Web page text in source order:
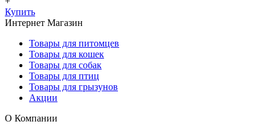
Купить
Интернет Магазин
Товары для питомцев
Товары для кошек
Товары для собак
Товары для птиц
Товары для грызунов
Акции
О Компании